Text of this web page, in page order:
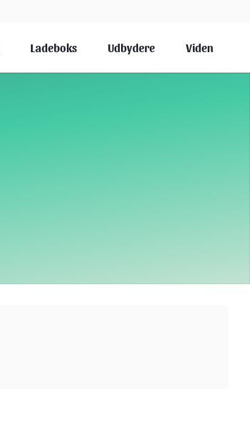
Ladeboks Udbydere Viden